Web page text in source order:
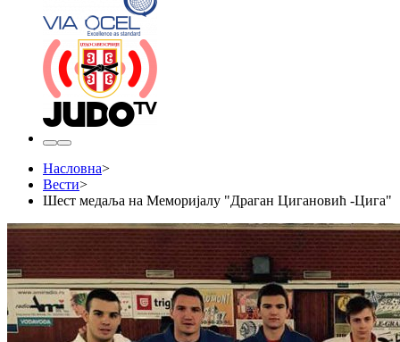
Насловна>
Вести>
Шест медаља на Меморијалу "Драган Цигановић -Цига"